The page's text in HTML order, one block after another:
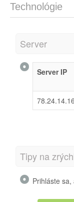
Technológie
Server
Server IP
Tipy na
Prihláste